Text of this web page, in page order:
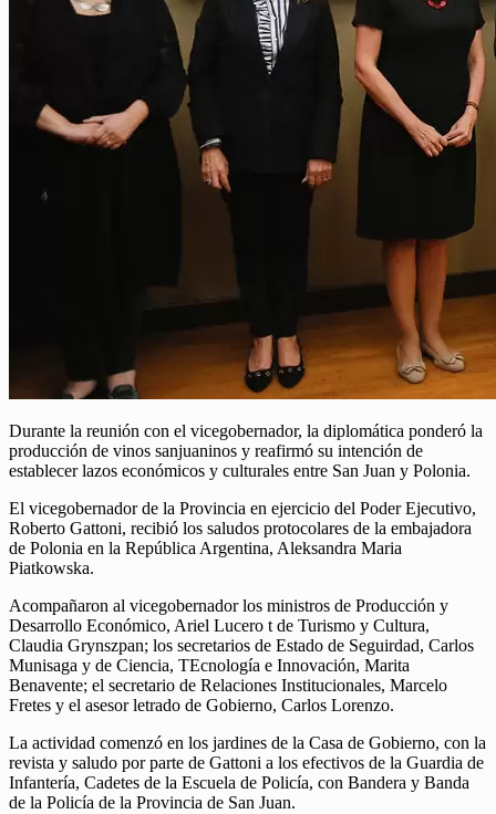
Durante la reunión con el vicegobernador, la diplomática ponderó la
producción de vinos sanjuaninos y reafirmó su intención de
establecer lazos económicos y culturales entre San Juan y Polonia.
El vicegobernador de la Provincia en ejercicio del Poder Ejecutivo,
Roberto Gattoni, recibió los saludos protocolares de la embajadora
de Polonia en la República Argentina, Aleksandra Maria
Piatkowska.
Acompañaron al vicegobernador los ministros de Producción y
Desarrollo Económico, Ariel Lucero t de Turismo y Cultura,
Claudia Grynszpan; los secretarios de Estado de Seguirdad, Carlos
Munisaga y de Ciencia, TEcnología e Innovación, Marita
Benavente; el secretario de Relaciones Institucionales, Marcelo
Fretes y el asesor letrado de Gobierno, Carlos Lorenzo.
La actividad comenzó en los jardines de la Casa de Gobierno, con la
revista y saludo por parte de Gattoni a los efectivos de la Guardia de
Infantería, Cadetes de la Escuela de Policía, con Bandera y Banda
de la Policía de la Provincia de San Juan.